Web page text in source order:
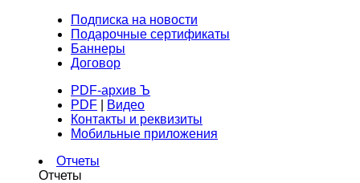
Подписка на новости
Подарочные сертификаты
Баннеры
Договор
PDF-архив Ъ
PDF
Видео
Контакты и реквизиты
Мобильные приложения
Отчеты
Отчеты